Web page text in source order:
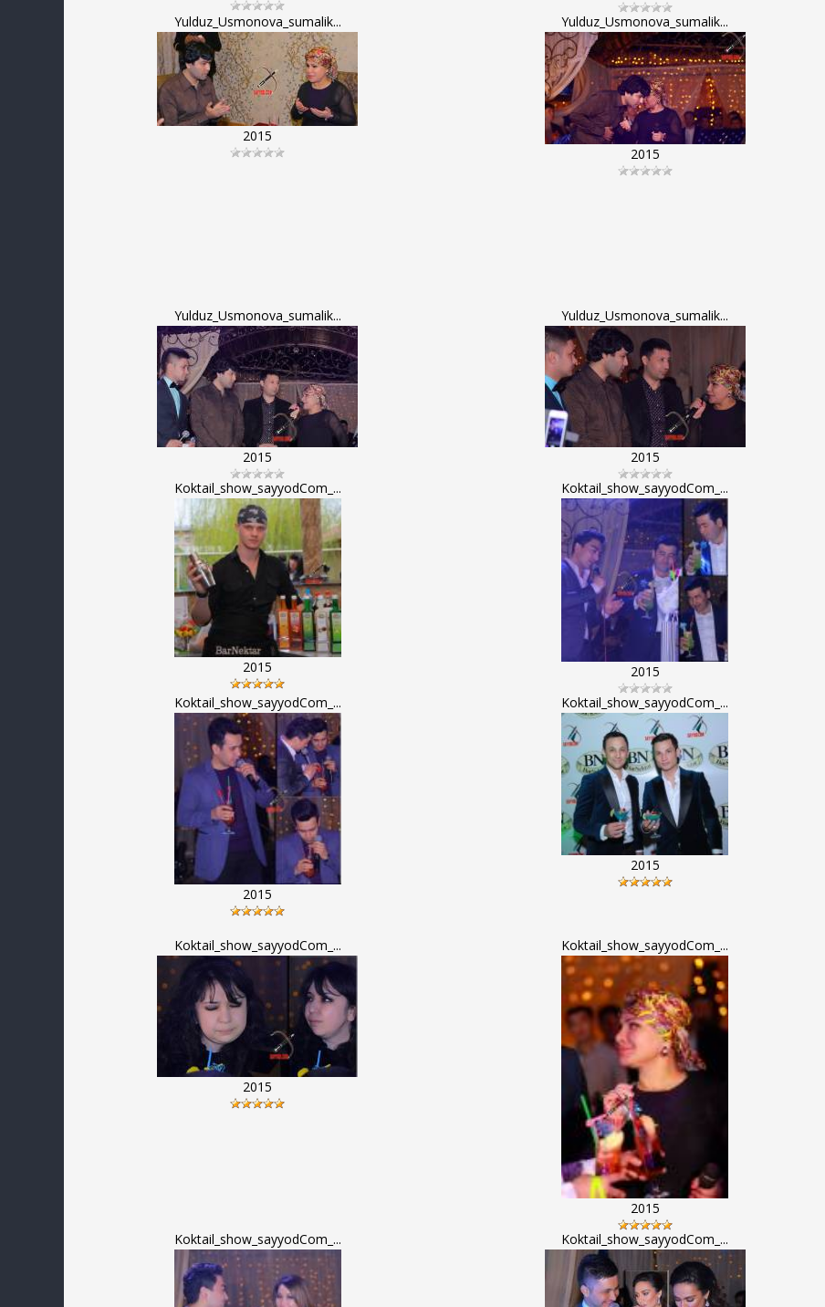
Yulduz_Usmonova_sumalik...
2015
Yulduz_Usmonova_sumalik...
2015
Yulduz_Usmonova_sumalik...
2015
Yulduz_Usmonova_sumalik...
2015
Koktail_show_sayyodCom_...
2015
Koktail_show_sayyodCom_...
2015
Koktail_show_sayyodCom_...
2015
Koktail_show_sayyodCom_...
2015
Koktail_show_sayyodCom_...
2015
Koktail_show_sayyodCom_...
2015
Koktail_show_sayyodCom_... Koktail_show_sayyodCom_...